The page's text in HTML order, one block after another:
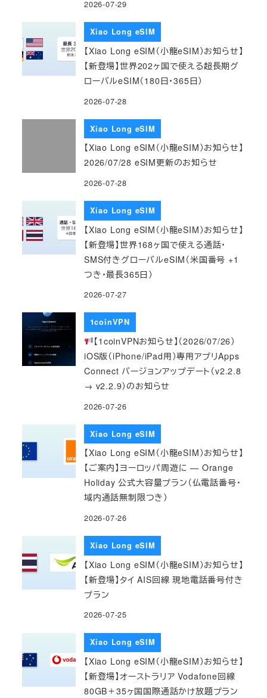
2026-07-29
Xiao Long eSIM
【Xiao Long eSIM（小龍eSIM）お知らせ】
【新登場】世界202ヶ国で使える超長期グ
ローバルeSIM（180日・365日）
2026-07-28
Xiao Long eSIM
【Xiao Long eSIM（小龍eSIM）お知らせ】
2026/07/28 eSIM更新のお知らせ
2026-07-28
Xiao Long eSIM
【Xiao Long eSIM（小龍eSIM）お知らせ】
【新登場】世界168ヶ国で使える通話・
SMS付きグローバルeSIM（米国番号 +1
つき・最長365日）
2026-07-27
1coinVPN
【1coinVPNお知らせ】（2026/07/26）
iOS版（iPhone/iPad用）専用アプリApps
Connect バージョンアップデート（v2.2.8
→ v2.2.9）のお知らせ
2026-07-26
Xiao Long eSIM
【Xiao Long eSIM（小龍eSIM）お知らせ】
【ご案内】ヨーロッパ周遊に — Orange
Holiday 公式大容量プラン（仏電話番号・
域内通話無制限つき）
2026-07-26
Xiao Long eSIM
【Xiao Long eSIM（小龍eSIM）お知らせ】
【新登場】タイ AIS回線 現地電話番号付き
プラン
2026-07-25
Xiao Long eSIM
【Xiao Long eSIM（小龍eSIM）お知らせ】
【新登場】オーストラリア Vodafone回線
80GB＋35ヶ国国際通話かけ放題プラン